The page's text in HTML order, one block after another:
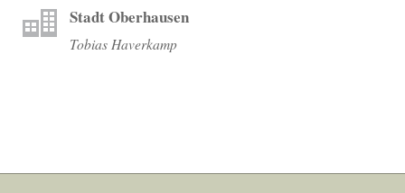
Stadt Oberhausen
Tobias Haverkamp